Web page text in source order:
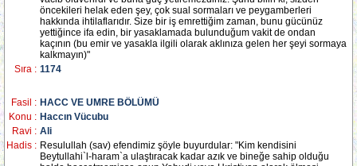
öncekileri helak eden şey, çok sual sormaları ve peygamberleri
hakkında ihtilaflarıdır. Size bir iş emrettiğim zaman, bunu gücünüz
yettiğince ifa edin, bir yasaklamada bulunduğum vakit de ondan
kaçının (bu emir ve yasakla ilgili olarak aklınıza gelen her şeyi sormaya
kalkmayın)"
Sıra : 1174
Fasil : HACC VE UMRE BÖLÜMÜ
Konu : Haccın Vücubu
Ravi : Ali
Hadis : Resulullah (sav) efendimiz şöyle buyurdular: "Kim kendisini
Beytullahi`l-haram`a ulaştıracak kadar azık ve bineğe sahip olduğu